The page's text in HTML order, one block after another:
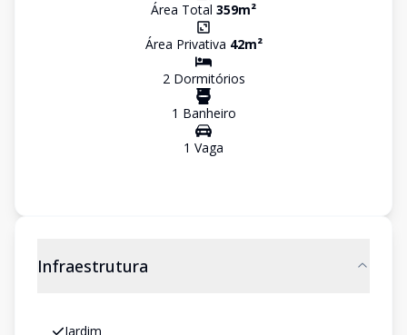
Área Total 359m²
Área Privativa 42m²
2Dormitórios
1 Banheiro
1 Vaga
Infraestrutura
Jardim